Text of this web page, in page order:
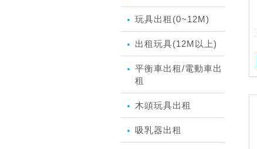
玩具出租(0~12M)
出租玩具(12M以上)
平衡車出租/電動車出
租
木頭玩具出租
吸乳器出租